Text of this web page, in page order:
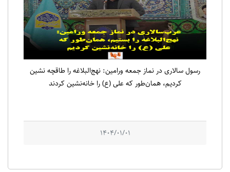
رسول سالاری در نماز جمعه ورامین: نهج‌البلاغه را طاقچه نشین
کردیم، همان‌طور که علی (ع) را خانه‌نشین کردند
1404/01/01